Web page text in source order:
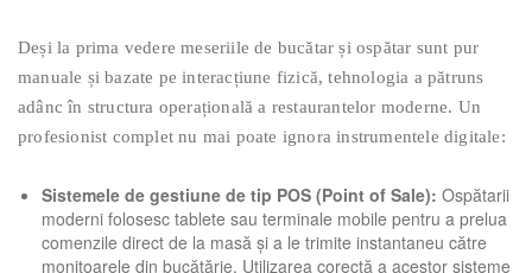
Deși la prima vedere meseriile de bucătar și ospătar sunt pur
manuale și bazate pe interacțiune fizică, tehnologia a pătruns
adânc în structura operațională a restaurantelor moderne. Un
profesionist complet nu mai poate ignora instrumentele digitale:
Sistemele de gestiune de tip POS (Point of Sale): Ospătarii
moderni folosesc tablete sau terminale mobile pentru a prelua
comenzile direct de la masă și a le trimite instantaneu către
monitoarele din bucătărie. Utilizarea corectă a acestor sisteme